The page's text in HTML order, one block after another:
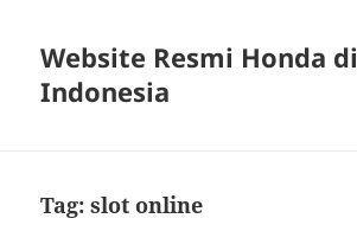
Website Resmi Honda di
Indonesia
Tag:slot online